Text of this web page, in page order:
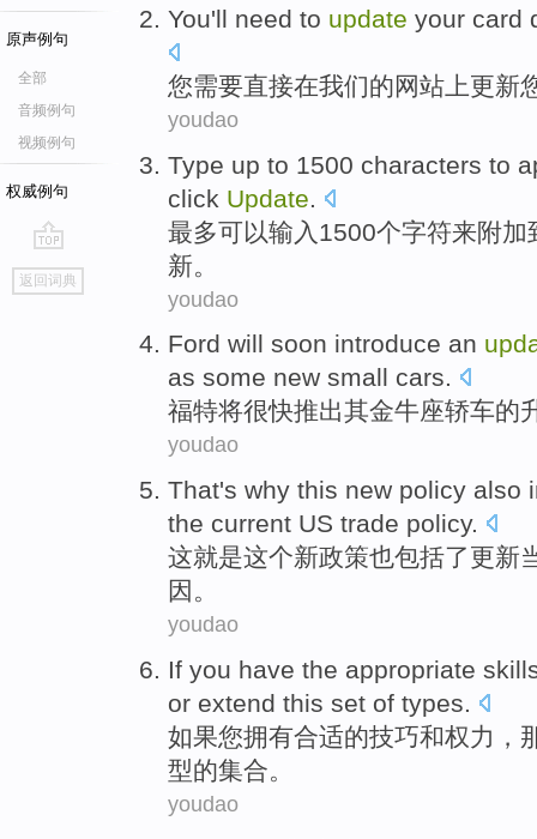
原声例句
全部
音频例句
视频例句
权威例句
go
top
返回词典
You'll need to update your card
您需要直接在我们的网站上更新
youdao
Type up to 1500 characters to
click Update
最多可以输入 1500个字符来附加
新。
youdao
Ford will soon introduce an
as some new small cars.
福特将很快推出其金牛座轿车的
youdao
That's why this new policy also
the current US trade policy.
这就是这个新政策也包括了更新
因 。
youdao
If you have the appropriate
or extend this set of types.
如果您拥有合适的技巧和权力 ，
型的集合。
youdao